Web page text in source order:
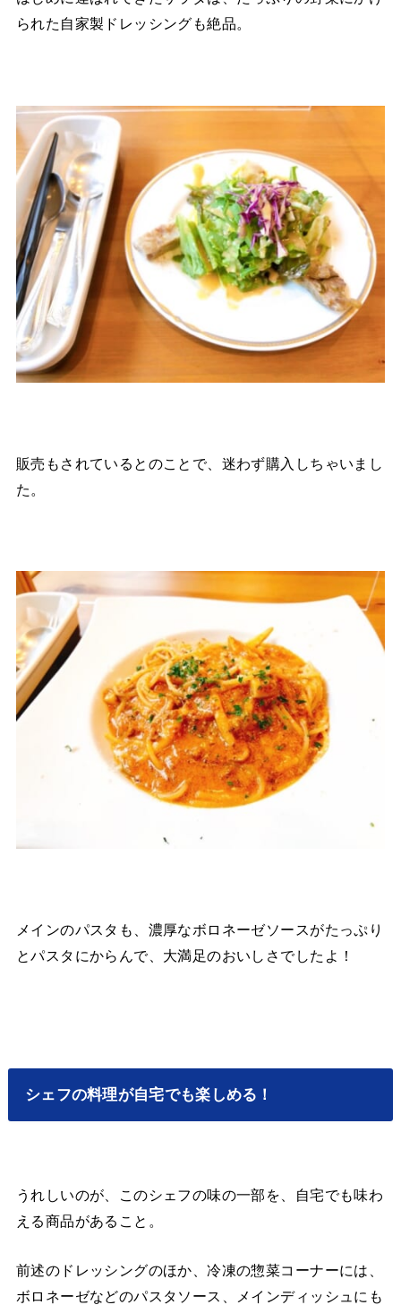
られた自家製ドレッシングも絶品。
販売もされているとのことで、迷わず購入しちゃいまし
た。
メインのパスタも、濃厚なボロネーゼソースがたっぷり
とパスタにからんで、大満足のおいしさでしたよ！
シェフの料理が自宅でも楽しめる！
うれしいのが、このシェフの味の一部を、自宅でも味わ
える商品があること。
前述のドレッシングのほか、冷凍の惣菜コーナーには、
ボロネーゼなどのパスタソース、メインディッシュにも